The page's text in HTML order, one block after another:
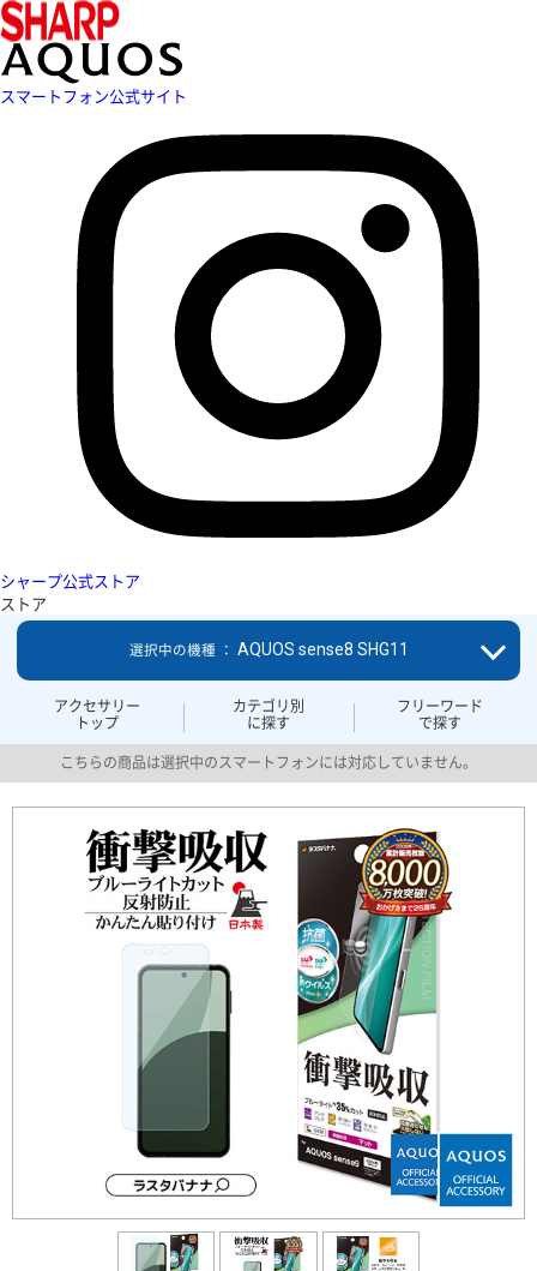
スマートフォン公式サイト
シャープ公式ストア
ストア
アクセサリー
トップ
カテゴリ別
に探す
フリーワード
で探す
選択中の機種 ： AQUOS sense8 SHG11
こちらの商品は選択中のスマートフォンには対応していません。